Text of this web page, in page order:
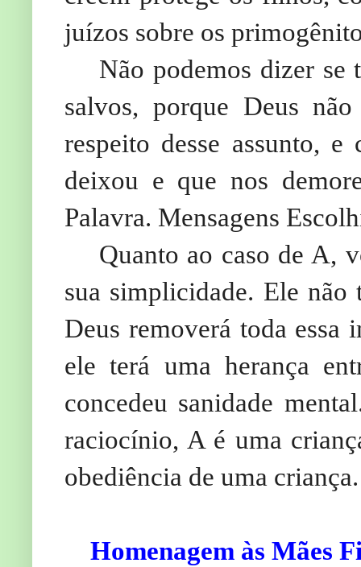
juízos sobre os
Não podemos dizer se
salvos, porque Deus
respeito desse assunto,
deixou e que nos
Palavra. Mensagens
Quanto ao caso de A,
sua simplicidade. Ele não
Deus removerá toda essa
ele terá uma herança
concedeu sanidade
raciocínio, A é uma
obediência de uma
Homenagem às Mães